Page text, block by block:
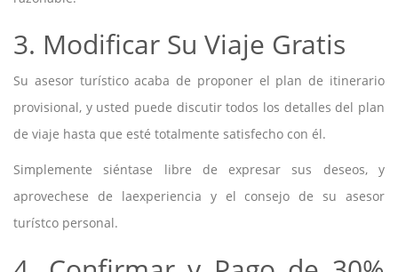
3. Modificar Su Viaje Gratis
Su asesor turístico acaba de proponer el plan de itinerario
provisional, y usted puede discutir todos los detalles del plan
de viaje hasta que esté totalmente satisfecho con él.
Simplemente siéntase libre de expresar sus deseos, y
aprovechese de laexperiencia y el consejo de su asesor
turístco personal.